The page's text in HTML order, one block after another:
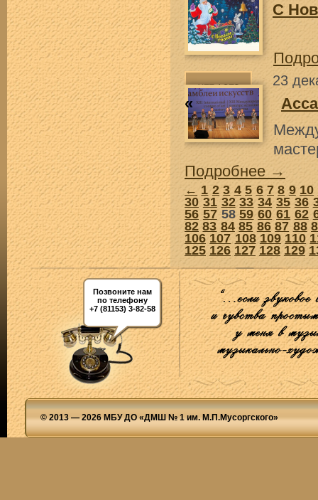
С
23
«
Подробнее →
← 1 2 3 4 5 6 7 8 9 10
30 31 32 33 34 35 36
56 57 58 59 60 61 62
82 83 84 85 86 87 88
106 107 108 109 110
125 126 127 128 129
Позвоните нам
по телефону
+7 (81153) 3-82-58
© 2013 — 2026 МБУ ДО «ДМШ № 1 им. М.П.Мусоргского»